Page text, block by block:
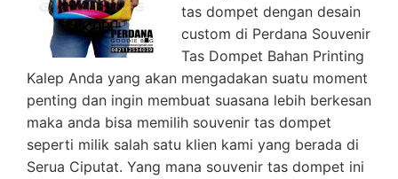
tas dompet dengan desain
custom di Perdana Souvenir
Tas Dompet Bahan Printing
Kalep Anda yang akan mengadakan suatu moment
penting dan ingin membuat suasana lebih berkesan
maka anda bisa memilih souvenir tas dompet
seperti milik salah satu klien kami yang berada di
Serua Ciputat. Yang mana souvenir tas dompet ini